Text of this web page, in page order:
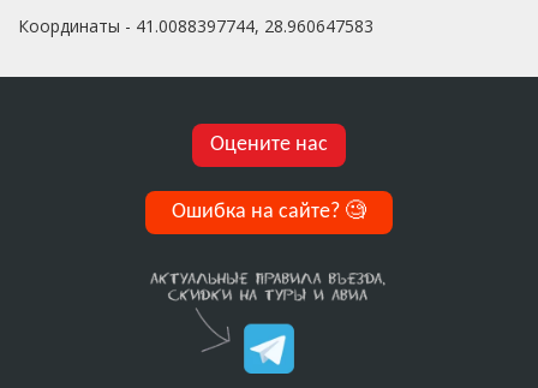
Координаты - 41.0088397744, 28.960647583
Оцените нас
Ошибка на сайте? 🧐